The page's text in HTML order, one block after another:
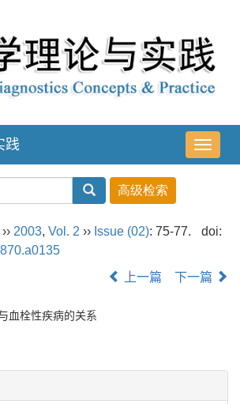
导
航
践
›› 2003, Vol. 2 ›› Issue (02): 75-77.
doi:
上一篇 下一篇
血栓性疾病的关系